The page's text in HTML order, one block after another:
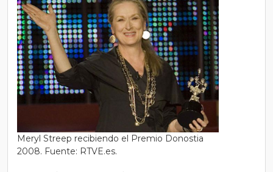
Meryl Streep recibiendo el Premio Donostia
2008. Fuente: RTVE.es.